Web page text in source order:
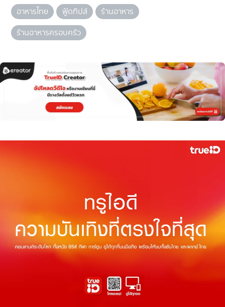
อาหารไทย
ฟู้ดทิปส์
ร้านอาหาร
ร้านอาหารครอบครัว